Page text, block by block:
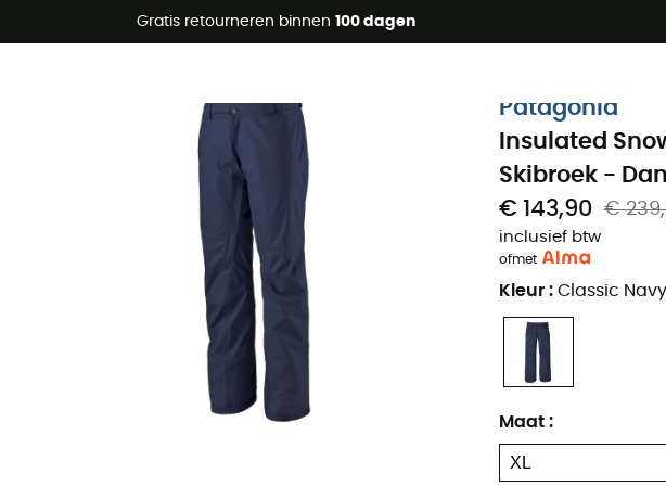
Gratis retourneren binnen 100 dagen
Zomeraanbiedingen 🔥 -5% EXTRA vanaf 2 producten* met code Summer5
Patagonia
Insulated
Skibroek -
€ 143,90 €
inclusief btw
ofmet
Kleur : Classic Navy
Maat :